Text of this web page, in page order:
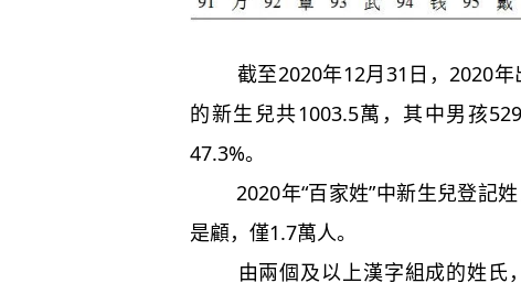
截至2020年12月31日，2020年
的新生兒共1003.5萬，其中男孩
47.3%。
2020年“百家姓”中新生兒登記姓
是顧，僅1.7萬人。
由兩個及以上漢字組成的姓氏